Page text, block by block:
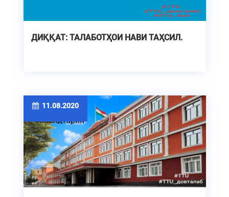
ДИҚҚАТ: ТАЛАБОТҲОИ НАВИ ТАҲСИЛ.
11.08.2020